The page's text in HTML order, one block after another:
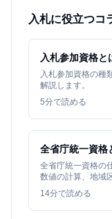
入札に役立つコ
入札参加資格と
入札参加資格の種
解説します。
5分で読める
全省庁統一資格
全省庁統一資格の
数値の計算、地域
14分で読める